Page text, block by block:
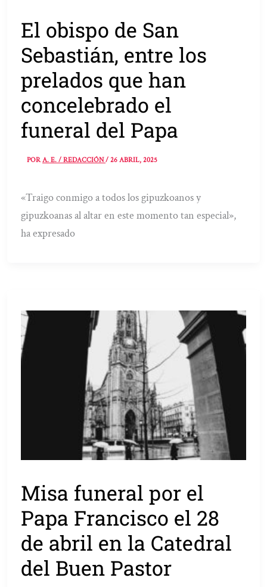
El obispo de San
Sebastián, entre los
prelados que han
concelebrado el
funeral del Papa
PORA. E. / REDACCIÓN/26 ABRIL, 2025
«Traigo conmigo a todos los gipuzkoanos y
gipuzkoanas al altar en este momento tan especial»,
ha expresado
Misa funeral por el
Papa Francisco el 28
de abril en la Catedral
del Buen Pastor